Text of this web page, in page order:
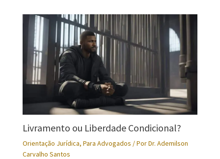
Livramento ou Liberdade Condicional?
Orientação Jurídica, Para Advogados / PorDr. Ademilson
Carvalho Santos